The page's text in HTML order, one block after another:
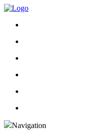
Navigation